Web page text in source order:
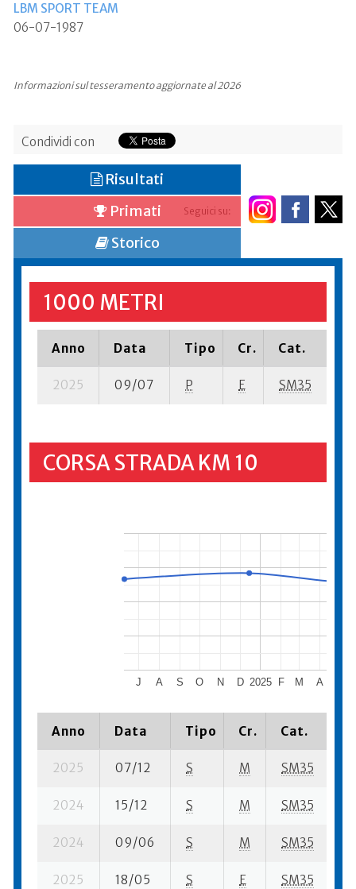
LBM SPORT TEAM
06-07-1987
Informazioni sul tesseramento aggiornate al 2026
Condividi con
Seguici su:
Risultati
Primati
Storico
1000 METRI
Anno Data Tipo Cr. Cat.
2025 09/07 P E SM35
CORSA STRADA KM 10
2025
J A S O N D F M A
Anno Data Tipo Cr. Cat.
2025 07/12 S M SM35
2024 15/12 S M SM35
2024 09/06 S M SM35
2025 18/05 S E SM35